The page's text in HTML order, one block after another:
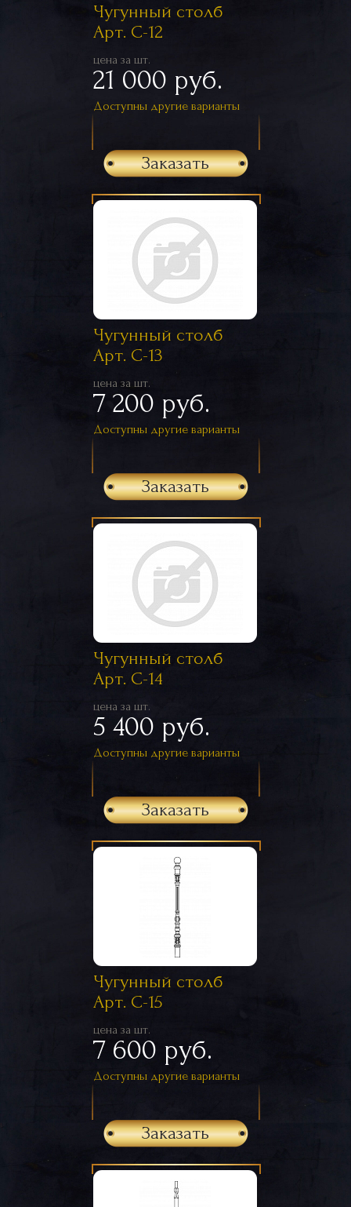
Чугунный столб
Арт. С-12
цена за шт.
21 000 руб.
Доступны другие варианты
Заказать
Чугунный столб
Арт. С-13
цена за шт.
7 200 руб.
Доступны другие варианты
Заказать
Чугунный столб
Арт. С-14
цена за шт.
5 400 руб.
Доступны другие варианты
Заказать
Чугунный столб
Арт. С-15
цена за шт.
7 600 руб.
Доступны другие варианты
Заказать